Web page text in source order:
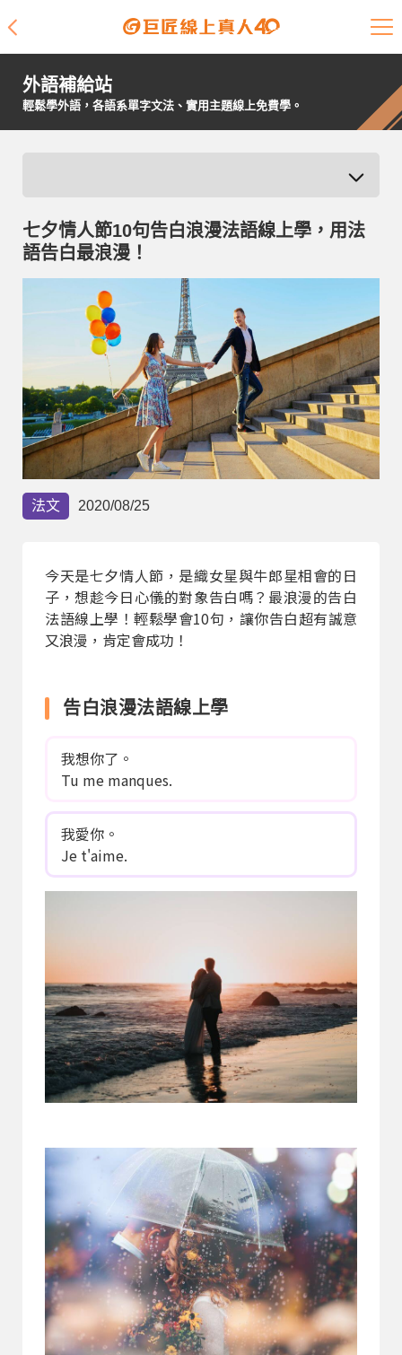
課程介紹
開課查詢
學員故事
免費資源
企業客戶
就業輔導
部落格
線上體驗
部落格
外語補給站
輕鬆學外語，各語系單字文法、實用主題線上免費學。
七夕情人節10句告白浪漫法語線上學，用法
語告白最浪漫！
法文 2020/08/25
今天是七夕情人節，是織女星與牛郎星相會的日
子，想趁今日心儀的對象告白嗎？最浪漫的告白
法語線上學！輕鬆學會10句，讓你告白超有誠意
又浪漫，肯定會成功！
告白浪漫法語線上學
我想你了。
Tu me manques.
我愛你。
Je t'aime.